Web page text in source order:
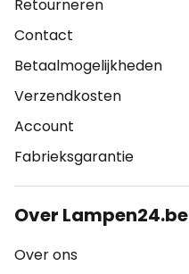
Retourneren
Contact
Betaalmogelijkheden
Verzendkosten
Account
Fabrieksgarantie
Over Lampen24.be
Over ons